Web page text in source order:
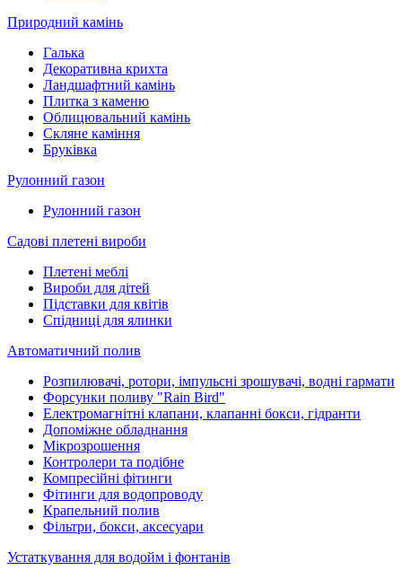
Природний камінь
Галька
Декоративна крихта
Ландшафтний камінь
Плитка з каменю
Облицювальний камінь
Скляне каміння
Бруківка
Рулонний газон
Рулонний газон
Садові плетені вироби
Плетені меблі
Вироби для дітей
Підставки для квітів
Спідниці для ялинки
Автоматичний полив
Розпилювачі, ротори, імпульсні зрошувачі, водні гармати
Форсунки поливу "Rain Bird"
Електромагнітні клапани, клапанні бокси, гідранти
Допоміжне обладнання
Мікрозрошення
Контролери та подібне
Компресійні фітинги
Фітинги для водопроводу
Крапельний полив
Фільтри, бокси, аксесуари
Устаткування для водойм і фонтанів